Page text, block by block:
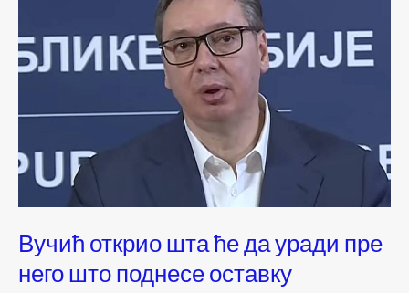
Вучић открио шта ће да уради пре
него што поднесе оставку